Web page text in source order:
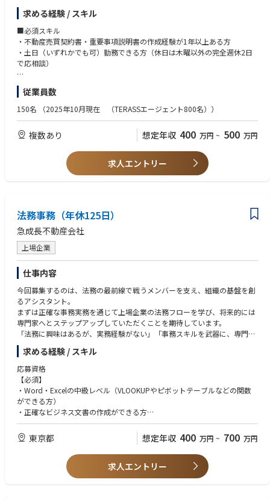
す。
▼業務内容
・重要事項説明書・売買契約書の作成およびチェック
・契約業務における各種書類作成およびチェック
・リーガル組織オペレーションにおける課題解決・制度設計
・安全な取引の提供のための不動産法務の実務面サポートならびにアドバ
「いい家探しは、いいエージェント探しから」という文化を当たり前にす
るため、優秀な個人エージェントをサポートする体制を作り、多くのお客
様により良い不動産取引を体験していただけるよう、組織や制度などの仕
組設計から活躍を期待しています！
・立ち上げ期のスタートアップで組織の成長過程を経験できる。
・完全フルリモート・フルフレックスで自由に働くことができる。
下記動画と資料もぜひ参考にしてください！
▼代表 江口による会社説明動画
https://www.youtube.com/watch?v=ybNBAQCmYEs
▼エージェント採用資料
https://speakerdeck.com/eguri/terassezientoshuo-ming-zi-liao
求める経験 / スキル
■必須スキル
・不動産売買契約書・重要事項説明書の作成経験が1年以上ある方
・土日（いずれかでも可）勤務できる方（休日は木曜以外の完全週休2日
で応相談）
■歓迎スキル
・不動産仲介業社での業務経験
・宅地建物取引士
従業員数
150名 （2025年10月現在 （TERASSエージェント800名））
複数あり 想定年収 400 万円 ~ 500 万円
求人エントリー
法務事務（年休125日）
急成長不動産会社
上場企業
仕事内容
今回募集するのは、法務の最前線で戦うメンバーを支え、組織の基盤を創
るアシスタント。
まずは正確な事務実務を通じて上場企業の法務フローを学び、将来的には
専門家へとステップアップしていただくことを期待しています。
「法務に興味はあるが、実務経験がない」「事務スキルを武器に、専門性
を身につけたい」という方の挑戦を待っています。
【業務内容】
法務部のメンバーが円滑に業務を遂行できるよう、事務サポート全般をお
任せします。
まずは正確な事務処理からスタートし、将来的には意欲やスキルに応じて
専門的な法務実務へとステップアップできる環境です。
１法務事務・管理業務（メイン業務）
・契約書等の作成・チェック、各種押印
・法務相談の受付管理、部内アシスタント業務
・事事務作業の効率化・DX推進
２法務実務のサポート（習熟度に応じてお任せします）
求める経験 / スキル
応募資格
【必須】
・Word・Excelの中級レベル（VLOOKUPやピボットテーブルなどの関数
ができる方）
・正確なビジネス文書の作成ができる方
以下のいずれかのご経験をお持ちの方
・弁護士秘書、パラリーガル、または士業事務所での勤務経験
・事業会社での管理部門（総務・人事・経理等）の経験
・事業会社での法務経験
東京都 想定年収 400 万円 ~ 700 万円
求人エントリー